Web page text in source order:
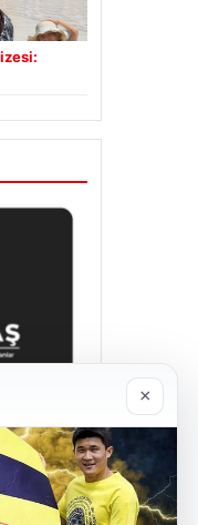
×